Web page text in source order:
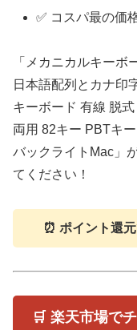
✅ コスパ最の価
「メカニカルキーボ
日本語配列とカナ印
キーボード 有線 脱
両用 82キー PBTキ
バックライトMac」
てください！
⏰ ポイント還元
🛒 楽天市場で